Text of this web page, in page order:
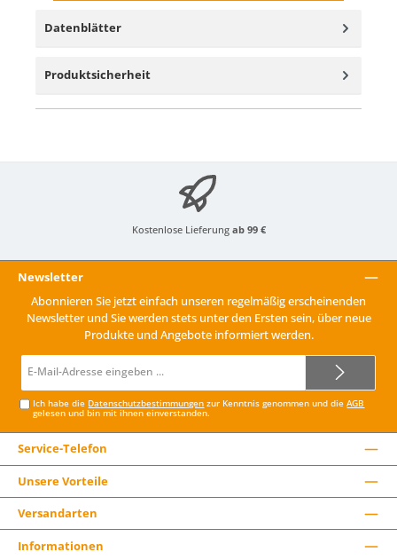
Datenblätter
Produktsicherheit
Kostenlose Lieferung ab 99 €
Newsletter
Abonnieren Sie jetzt einfach unseren regelmäßig erscheinenden
Newsletter und Sie werden stets unter den Ersten sein, über neue
Produkte und Angebote informiert werden.
Mail-
Ich habe die Datenschutzbestimmungen zur Kenntnis genommen und dieAGB
gelesen und bin mit ihnen einverstanden.
Service-Telefon
Unsere Vorteile
Versandarten
Informationen